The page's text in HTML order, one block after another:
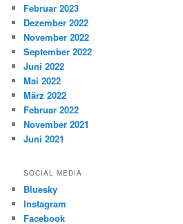
Februar 2023
Dezember 2022
November 2022
September 2022
Juni 2022
Mai 2022
März 2022
Februar 2022
November 2021
Juni 2021
SOCIAL MEDIA
Bluesky
Instagram
Facebook